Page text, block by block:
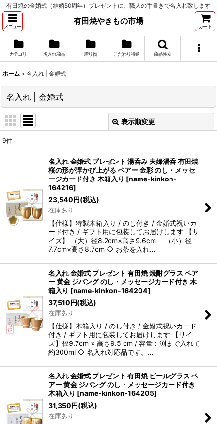
有田焼の金婚式（結婚50周年）プレゼントに、職人の手書きで名入れ致します
メニュー
有田焼やきもの市場
カート
カテゴリ 名入れ商品 贈り物 こだわり特選 商品検索
ホーム > 名入れ | 金婚式
名入れ | 金婚式
表示順変更
絞り込む
9件
名入れ 金婚式 プレゼント 湯呑み 夫婦湯呑 有田焼
桜の形が浮かび上がる ペアー 金彩 のし・メッセ
ージカード付き 木箱入り [name-kinkon-
164216]
23,540円(税込)
在庫あり
【仕様】特製木箱入り / のし付き / 金婚式祝いカ
ード付き / ギフト用に包装してお届けします 【サ
イズ】 （大）径8.2cm×高さ9.6cm （小）径
7.7cm×高さ8.7cm ◇ お茶を入れ…
名入れ 金婚式 プレゼント 有田焼 焼酎グラス ペア
ー 黄金 ジパング のし・メッセージカード付き 木
箱入り [name-kinkon-164204]
37,510円(税込)
在庫あり
【仕様】木箱入り / のし付き / 金婚式祝いカード
付き / ギフト用に包装してお届けします 【サイ
ズ】径9.7cm × 高さ9.5 cm / 容量：渕まで入れて
約300ml ◇ 名入れ対応品です。…
名入れ 金婚式 プレゼント 有田焼 ビールグラス ペ
アー 黄金 ジパング のし・メッセージカード付き
木箱入り [name-kinkon-164205]
31,350円(税込)
在庫あり